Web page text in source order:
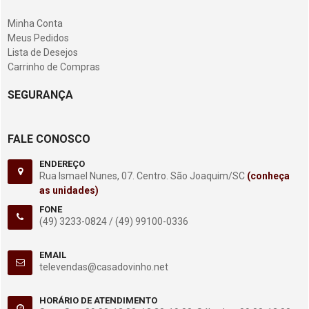
Minha Conta
Meus Pedidos
Lista de Desejos
Carrinho de Compras
SEGURANÇA
FALE CONOSCO
ENDEREÇO
Rua Ismael Nunes, 07. Centro. São Joaquim/SC (conheça
as unidades)
FONE
(49) 3233-0824 /(49) 99100-0336
EMAIL
televendas@casadovinho.net
HORÁRIO DE ATENDIMENTO